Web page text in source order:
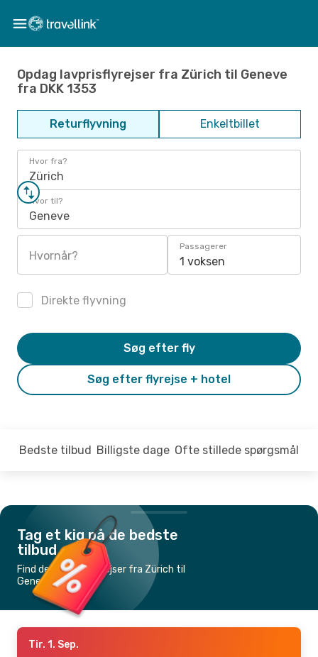
Opdag lavprisflyrejser fra Zürich til Geneve
fra DKK 1353
Returflyvning Enkeltbillet
Hvor fra?
Zürich
Hvor til?
Geneve
Hvornår?
Passagerer
1 voksen
Direkte flyvning
Søg efter flyrejse + hotel
Søg efter fly
Bedste tilbud Billigste dage Ofte stillede spørgsmål
Tag et kig på de bedste
tilbud
Find de billigste flyrejser fra Zürich til
Geneve
Tir. 1. Sep.